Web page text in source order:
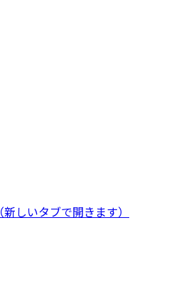
（新しいタブで開きます）